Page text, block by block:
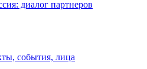
диалог партнеров
события, лица